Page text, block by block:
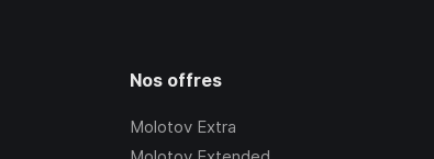
Nos offres
Molotov Extra